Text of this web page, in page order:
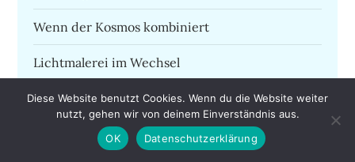
Wenn der Kosmos kombiniert
Lichtmalerei im Wechsel
Gegenwart spüren
Play Time von Wolfgang Zurborn
Diese Website benutzt Cookies. Wenn du die Website weiter
nutzt, gehen wir von deinem Einverständnis aus.
OK
Datenschutzerklärung